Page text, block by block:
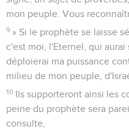
mon peuple. Vous
9 » Si le prophète se laisse
c'est moi, l'Eternel, qui
déploierai ma puissance
milieu de mon peuple,
10 Ils supporteront ainsi les
peine du prophète sera
consulte,